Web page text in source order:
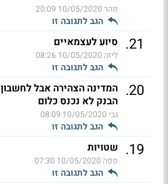
זוהר10/05/2020 20:09
הגב לתגובה זו
21
. סיוע לעצמאיים
ליזה 10/05/2020 08:26
הגב לתגובה זו
20
. המדינה הצהירה אבל לחשבון
הבנק לא נכנס כלום
גבי10/05/2020 08:09
הגב לתגובה זו
19
. שטויות
פפה 10/05/2020 07:30
הגב לתגובה זו